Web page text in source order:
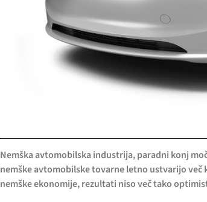
Nemška avtomobilska industrija, paradni konj
nemške avtomobilske tovarne letno ustvarijo
nemške ekonomije, rezultati niso več tako